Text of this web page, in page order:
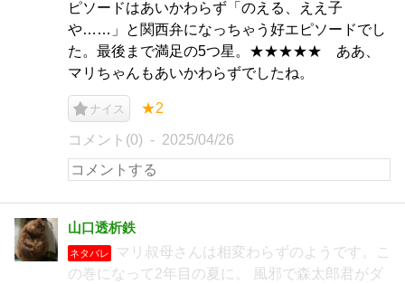
ピソードはあいかわらず「のえる、ええ子
や……」と関西弁になっちゃう好エピソードでし
た。最後まで満足の5つ星。★★★★★ ああ、
マリちゃんもあいかわらずでしたね。
ナイス ★2
コメント(0) 2025/04/26
山口透析鉄
ネタバレ
マリ叔母さんは相変わらずのようです。こ
の巻になって2年目の夏に。 風邪で森太郎君がダ